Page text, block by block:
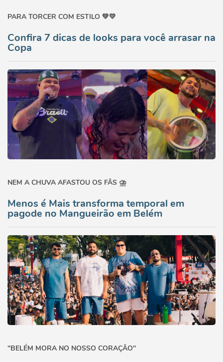
PARA TORCER COM ESTILO 💚💛
Confira 7 dicas de looks para você arrasar na
Copa
NEM A CHUVA AFASTOU OS FÃS ⛈️
Menos é Mais transforma temporal em
pagode no Mangueirão em Belém
"BELÉM MORA NO NOSSO CORAÇÃO"